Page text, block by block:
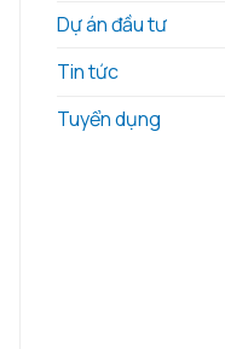
Dự án đầu tư
Tin tức
Tuyển dụng